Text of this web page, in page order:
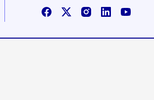
FacebookX / TwitterInstagram
LinkedInYoutube